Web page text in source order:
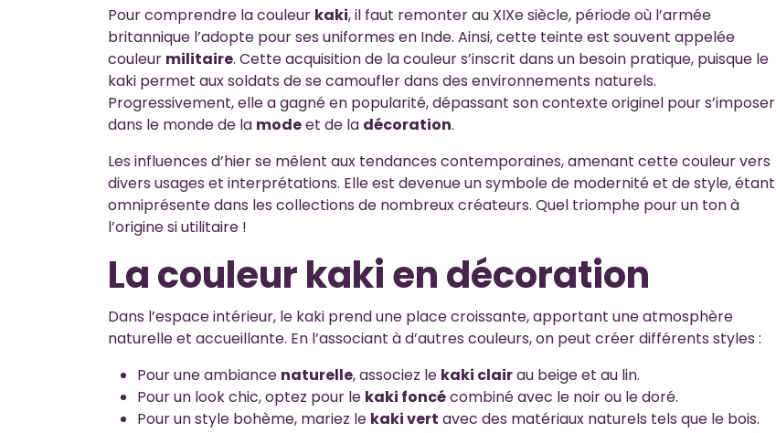
Pour comprendre la couleur kaki, il faut remonter au XIXe siècle, période où l’armée
britannique l’adopte pour ses uniformes en Inde. Ainsi, cette teinte est souvent appelée
couleur militaire. Cette acquisition de la couleur s’inscrit dans un besoin pratique, puisque le
kaki permet aux soldats de se camoufler dans des environnements naturels.
Progressivement, elle a gagné en popularité, dépassant son contexte originel pour s’imposer
dans le monde de la modeet de la décoration.
Les influences d’hier se mêlent aux tendances contemporaines, amenant cette couleur vers
divers usages et interprétations. Elle est devenue un symbole de modernité et de style, étant
omniprésente dans les collections de nombreux créateurs. Quel triomphe pour un ton à
l’origine si utilitaire !
La couleur kaki en décoration
Dans l’espace intérieur, le kaki prend une place croissante, apportant une atmosphère
naturelle et accueillante. En l’associant à d’autres couleurs, on peut créer différents styles :
Pour une ambiance naturelle, associez le kaki clairau beige et au lin.
Pour un look chic, optez pour le kaki foncécombiné avec le noir ou le doré.
Pour un style bohème, mariez le kaki vert avec des matériaux naturels tels que le bois.